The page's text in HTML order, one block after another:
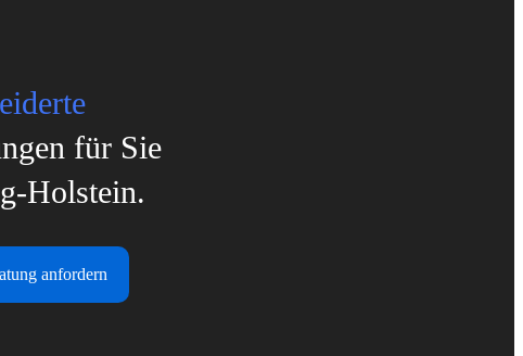
für Sie
Holstein.
anfordern